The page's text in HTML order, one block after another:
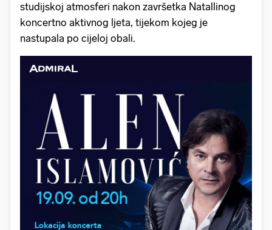
studijskoj atmosferi nakon završetka Natallinog
koncertno aktivnog ljeta, tijekom kojeg je
nastupala po cijeloj obali.